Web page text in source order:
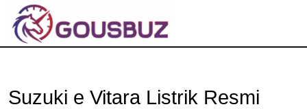
Suzuki e Vitara Listrik Resmi